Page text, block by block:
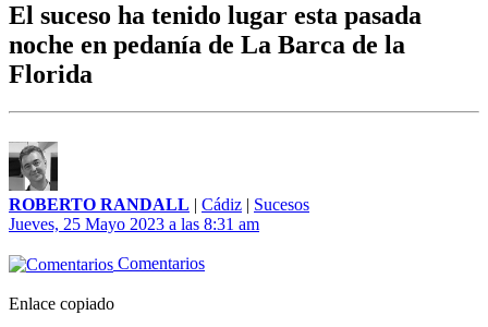
El suceso ha tenido lugar esta pasada
noche en pedanía de La Barca de la
Florida
ROBERTO RANDALL | Cádiz | Sucesos
Jueves, 25 Mayo 2023 a las 8:31 am
Comentarios
Enlace copiado